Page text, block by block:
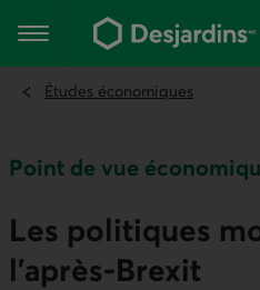
contenu
Menu principal
Études économiques
Point de vue
Les politiques
l’après-Brexit